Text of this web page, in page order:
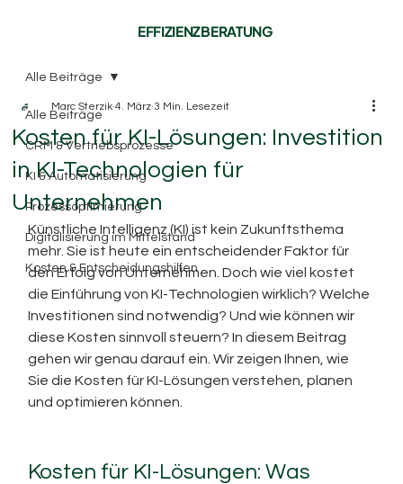
EFFIZIENZBERATUNG
Alle Beiträge
CRM & Vertriebsprozesse
KI & Automatisierung
Prozessoptimierung
Digitalisierung im Mittelstand
Kosten & Entscheidungshilfen
Alle Beiträge
Kosten für KI-Lösungen: Investition
in KI-Technologien für
Unternehmen
Marc Sterzik 4. März 3 Min. Lesezeit
Künstliche Intelligenz (KI) ist kein Zukunftsthema
mehr. Sie ist heute ein entscheidender Faktor für
den Erfolg von Unternehmen. Doch wie viel kostet
die Einführung von KI-Technologien wirklich? Welche
Investitionen sind notwendig? Und wie können wir
diese Kosten sinnvoll steuern? In diesem Beitrag
gehen wir genau darauf ein. Wir zeigen Ihnen, wie
Sie die Kosten für KI-Lösungen verstehen, planen
und optimieren können.
Kosten für KI-Lösungen: Was